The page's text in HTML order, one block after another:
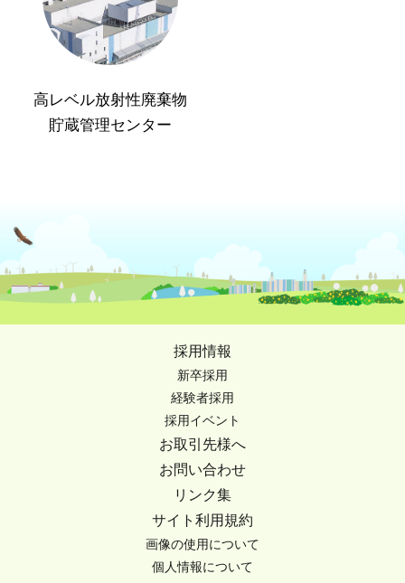
高レベル放射性廃棄物
貯蔵管理センター
採用情報
新卒採用
経験者採用
採用イベント
お取引先様へ
お問い合わせ
リンク集
サイト利用規約
画像の使用について
個人情報について